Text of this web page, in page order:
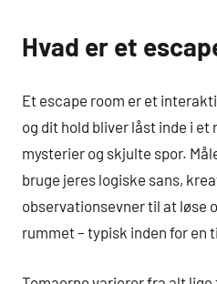
Hvad er et
Et escape room er et
og dit hold bliver låst inde i et
mysterier og skjulte spor.
bruge jeres logiske sans,
observationsevner til at løse
rummet – typisk inden for en